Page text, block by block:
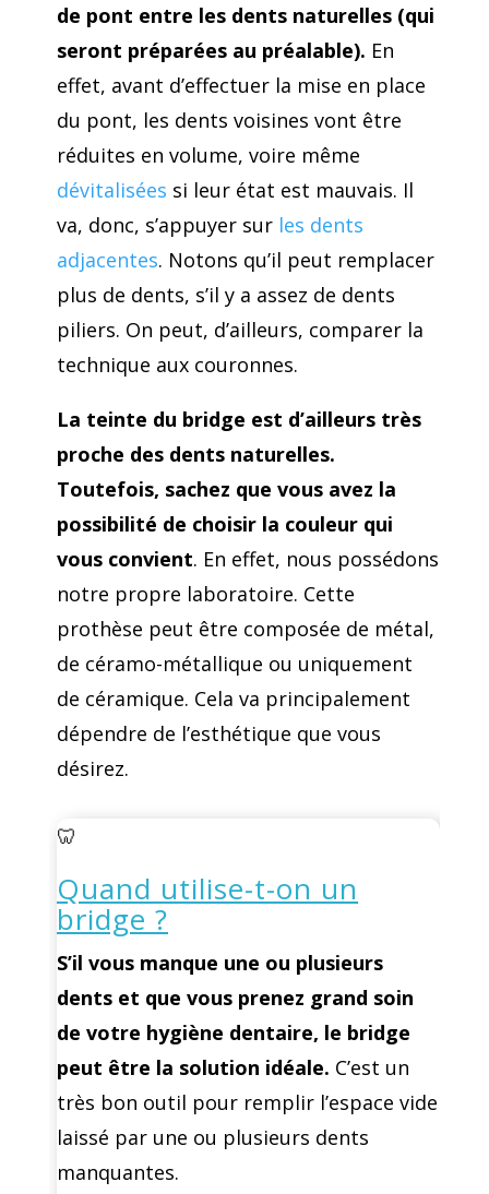
de pont entre les dents naturelles (qui
seront préparées au préalable). En
effet, avant d’effectuer la mise en place
du pont, les dents voisines vont être
réduites en volume, voire même
dévitalisées si leur état est mauvais. Il
va, donc, s’appuyer sur les dents
adjacentes. Notons qu’il peut remplacer
plus de dents, s’il y a assez de dents
piliers. On peut, d’ailleurs, comparer la
technique aux couronnes.
La teinte du bridge est d’ailleurs très
proche des dents naturelles.
Toutefois, sachez que vous avez la
possibilité de choisir la couleur qui
vous convient. En effet, nous possédons
notre propre laboratoire. Cette
prothèse peut être composée de métal,
de céramo-métallique ou uniquement
de céramique. Cela va principalement
dépendre de l’esthétique que vous
désirez.
🦷
Quand utilise-t-on un
bridge ?
S’il vous manque une ou plusieurs
dents et que vous prenez grand soin
de votre hygiène dentaire, le bridge
peut être la solution idéale. C’est un
très bon outil pour remplir l’espace vide
laissé par une ou plusieurs dents
manquantes.